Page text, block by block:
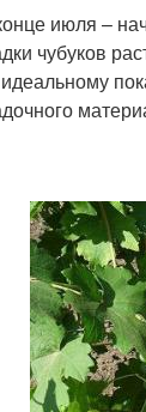
июля –
чубуков